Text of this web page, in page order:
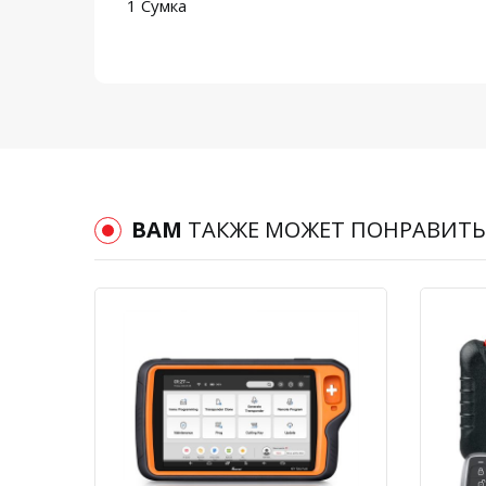
1 Сумка
ВАМ ТАКЖЕ МОЖЕТ